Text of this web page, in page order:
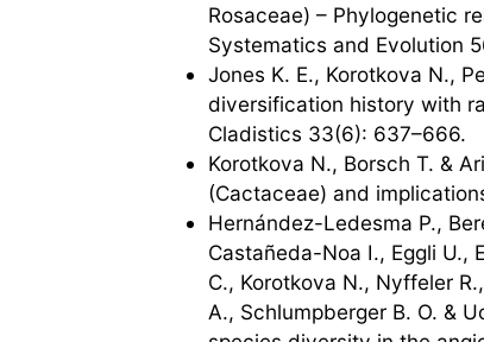
Rosaceae) – Phylogenetic
Systematics and Evolution
Jones K. E., Korotkova N.,
diversification history with
Cladistics 33(6): 637–666.
Korotkova N., Borsch T. &
(Cactaceae) and
Hernández-Ledesma P.,
Castañeda-Noa I., Eggli U.,
C., Korotkova N., Nyffeler
A., Schlumpberger B. O. &